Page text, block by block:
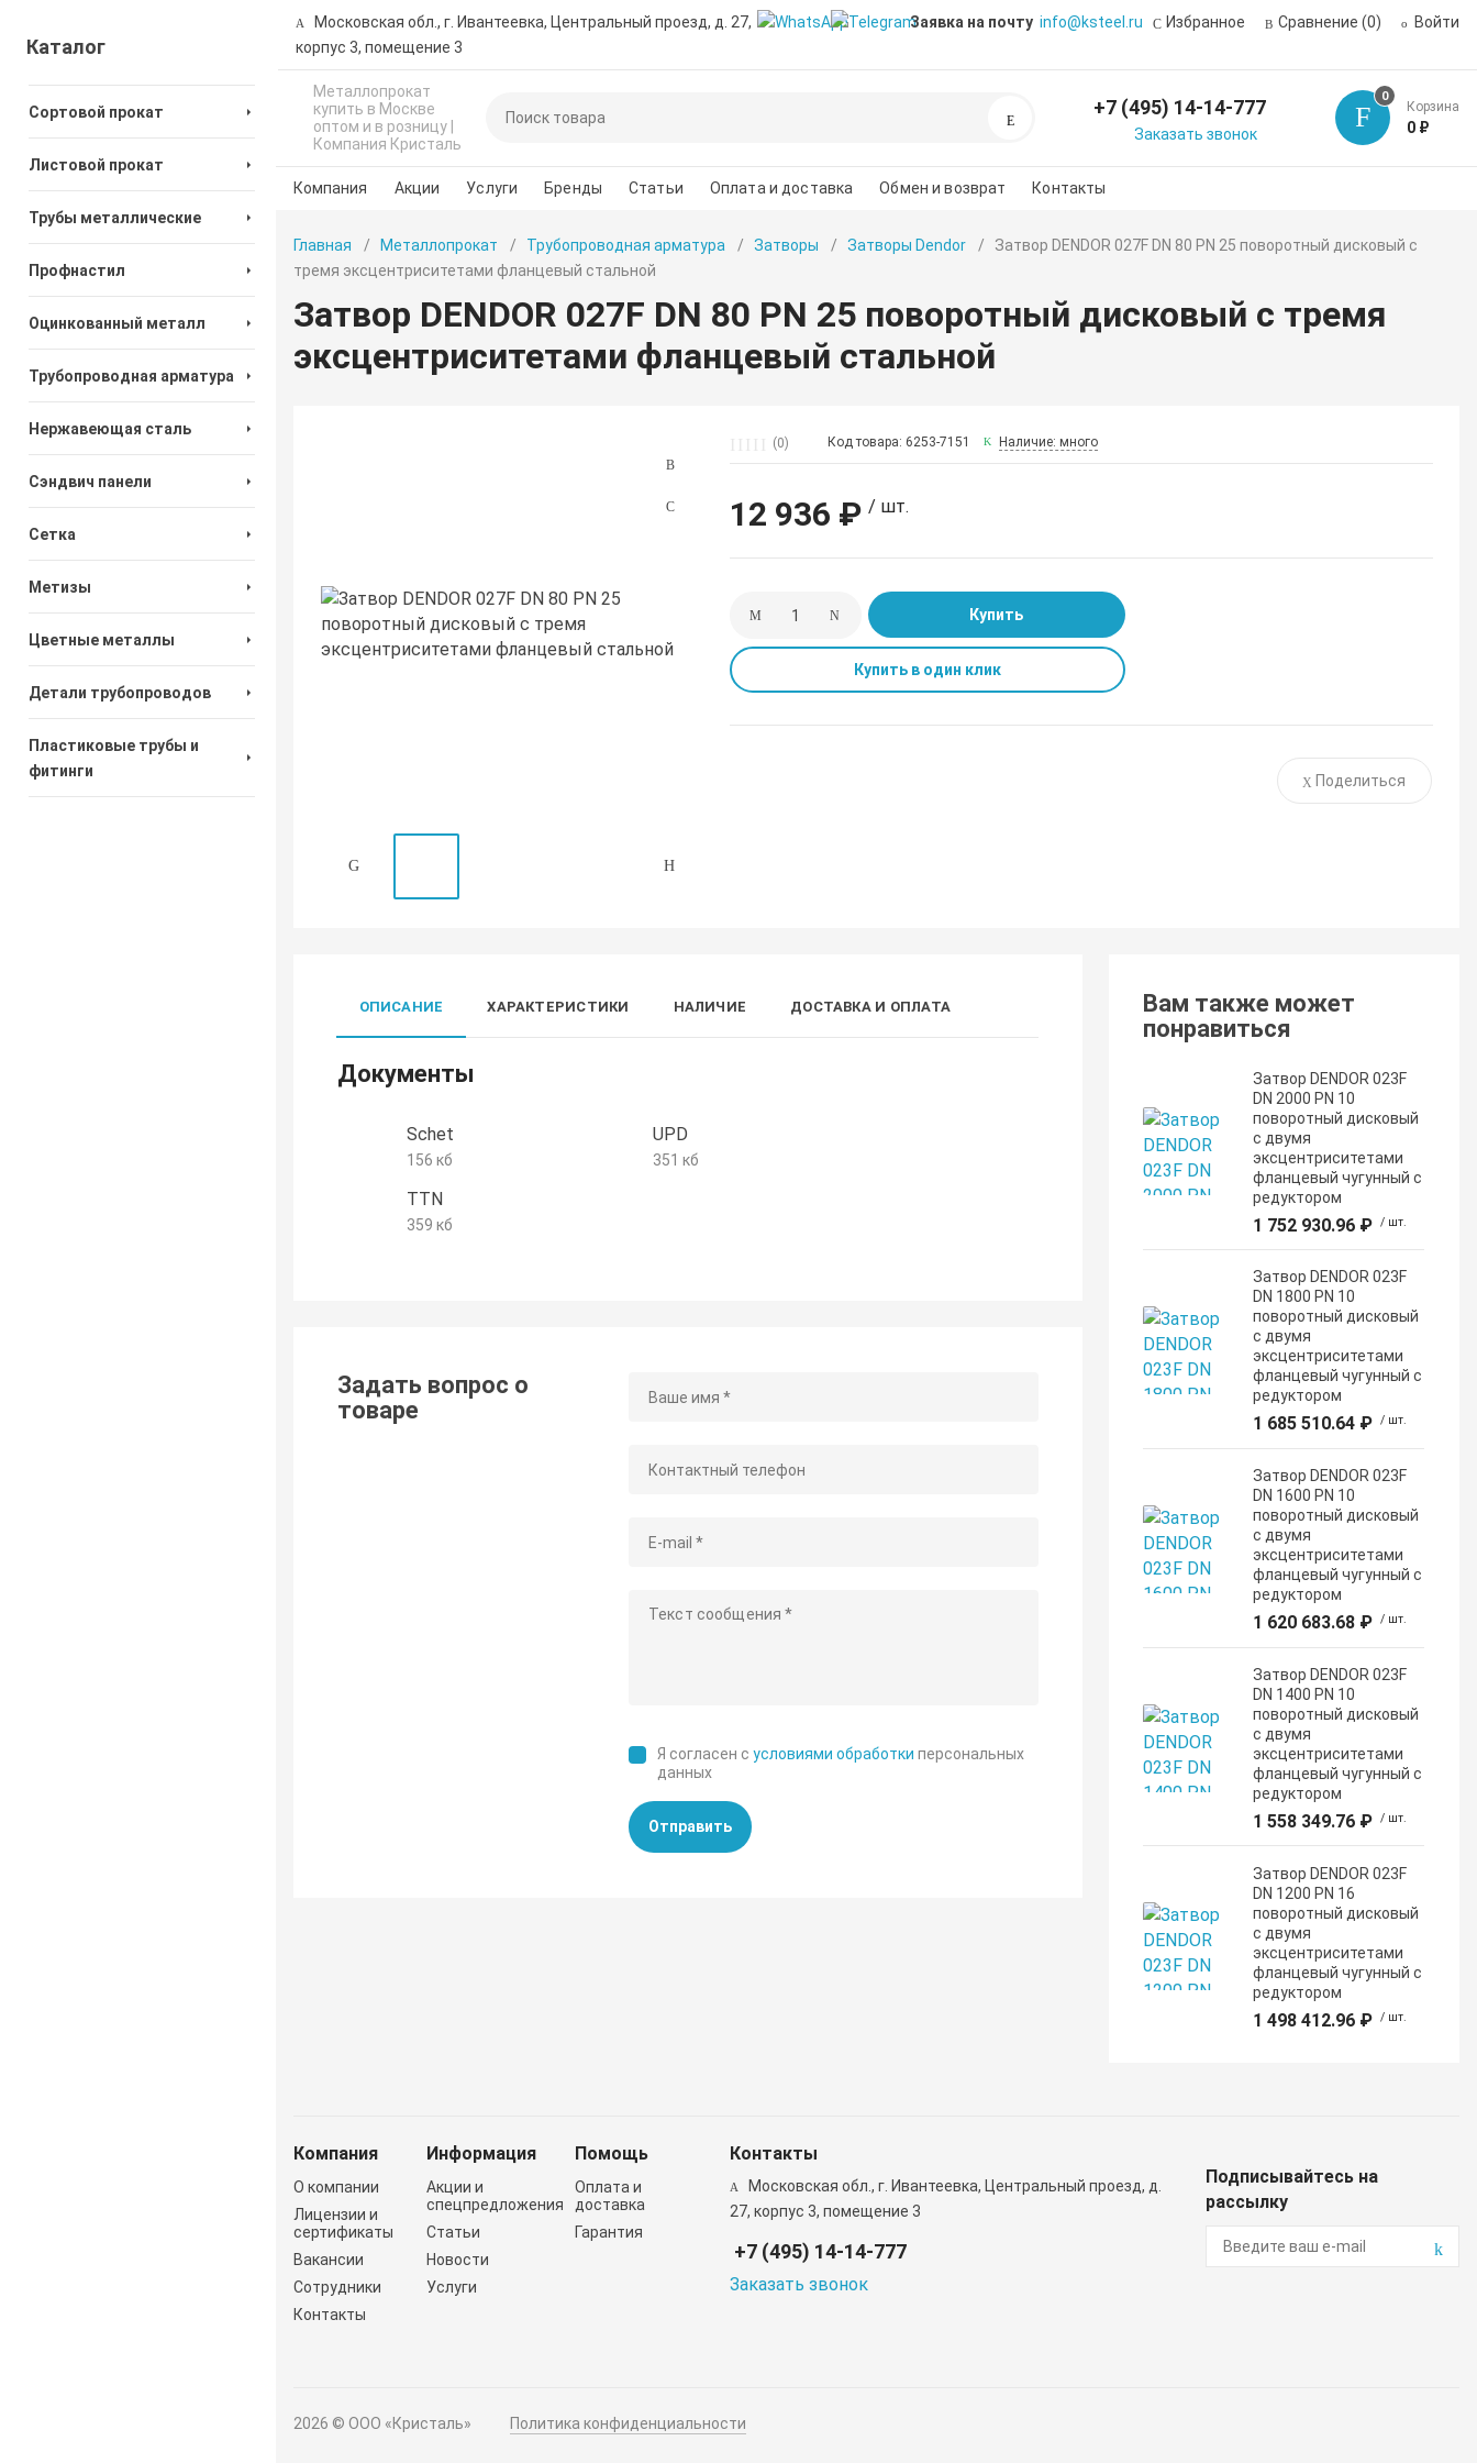
Московская обл., г. Ивантеевка, Центральный проезд, д. 27,
корпус 3, помещение 3
Заявка на почту info@ksteel.ru Избранное Сравнение (0) Войти
Металлопрокат
купить в Москве
оптом и в розницу |
Компания Кристаль
Поиск +7 (495) 14-14-777
Заказать звонок
0
Корзина
0 ₽
Компания Акции Услуги Бренды Статьи Оплата и доставка Обмен и возврат Контакты
Каталог
Сортовой прокат
Листовой прокат
Трубы металлические
Профнастил
Оцинкованный металл
Трубопроводная арматура
Нержавеющая сталь
Сэндвич панели
Сетка
Метизы
Цветные металлы
Детали трубопроводов
Пластиковые трубы и
фитинги
Главная Металлопрокат Трубопроводная арматура Затворы Затворы Dendor
Затвор DENDOR 027F DN 80 PN 25 поворотный дисковый с
тремя эксцентриситетами фланцевый стальной
Затвор DENDOR 027F DN 80 PN 25 поворотный дисковый с тремя
эксцентриситетами фланцевый стальной
(0) Код товара: 6253-7151 Наличие: много
12 936 ₽ / шт.
Купить
Купить в один клик
Поделиться
ОПИСАНИЕ ХАРАКТЕРИСТИКИ НАЛИЧИЕ ДОСТАВКА И ОПЛАТА
Документы
Schet
156 кб
UPD
351 кб
TTN
359 кб
Задать вопрос о
товаре
Я согласен сусловиями обработки персональных
данных
Отправить
Вам также может
понравиться
Затвор DENDOR 023F
DN 2000 PN 10
поворотный дисковый
c двумя
эксцентриситетами
фланцевый чугунный с
редуктором
1 752 930.96 ₽ / шт.
Затвор DENDOR 023F
DN 1800 PN 10
поворотный дисковый
c двумя
эксцентриситетами
фланцевый чугунный с
редуктором
1 685 510.64 ₽ / шт.
Затвор DENDOR 023F
DN 1600 PN 10
поворотный дисковый
c двумя
эксцентриситетами
фланцевый чугунный с
редуктором
1 620 683.68 ₽ / шт.
Затвор DENDOR 023F
DN 1400 PN 10
поворотный дисковый
c двумя
эксцентриситетами
фланцевый чугунный с
редуктором
1 558 349.76 ₽ / шт.
Затвор DENDOR 023F
DN 1200 PN 16
поворотный дисковый
c двумя
эксцентриситетами
фланцевый чугунный с
редуктором
1 498 412.96 ₽ / шт.
Компания
О компании
Лицензии и
сертификаты
Вакансии
Сотрудники
Контакты
Информация
Акции и
спецпредложения
Статьи
Новости
Услуги
Помощь
Оплата и
доставка
Гарантия
Контакты
Московская обл., г. Ивантеевка, Центральный проезд, д.
27, корпус 3, помещение 3
+7 (495) 14-14-777
Заказать звонок
Подписывайтесь на
рассылку
2026 © ООО «Кристаль» Политика конфиденциальности